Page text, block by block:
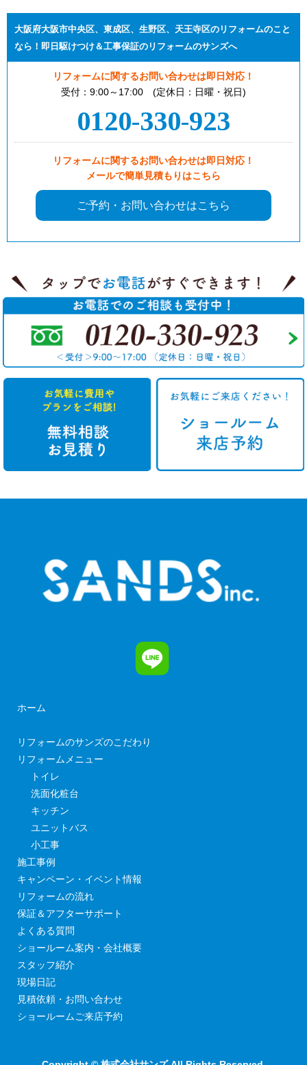
大阪府大阪市中央区、東成区、生野区、天王寺区のリフォームのこと
なら！即日駆けつけ＆工事保証のリフォームのサンズへ
リフォームに関するお問い合わせは即日対応！
受付：9:00～17:00 (定休日：日曜・祝日)
0120-330-923
リフォームに関するお問い合わせは即日対応！
メールで簡単見積もりはこちら
ご予約・お問い合わせはこちら
ホーム
リフォームのサンズのこだわり
リフォームメニュー
トイレ
洗面化粧台
キッチン
ユニットバス
小工事
施工事例
キャンペーン・イベント情報
リフォームの流れ
保証＆アフターサポート
よくある質問
ショールーム案内・会社概要
スタッフ紹介
現場日記
見積依頼・お問い合わせ
ショールームご来店予約